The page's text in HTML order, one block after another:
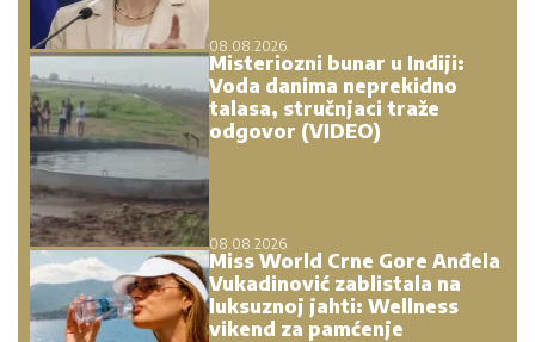
08.08.2026.
Misteriozni bunar u Indiji:
Voda danima neprekidno
talasa, stručnjaci traže
odgovor (VIDEO)
08.08.2026.
Miss World Crne Gore Anđela
Vukadinović zablistala na
luksuznoj jahti: Wellness
vikend za pamćenje